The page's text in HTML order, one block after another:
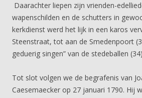
Daarachter liepen zijn vrienden-
wapenschilden en de schutters in
kerkdienst werd het lijk in een karos
Steenstraat, tot aan de Smedenpoort
geduerig singen” van de stedeballen
Tot slot volgen we de begrafenis van
Caesemaecker op 27 januari 1790. Hij